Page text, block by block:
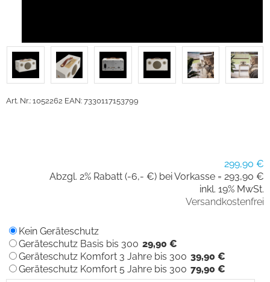
Art. Nr.: 1052262 EAN: 7330117153799
299,90 €
Abzgl. 2% Rabatt (-6,- €) bei Vorkasse = 293,90 €
inkl. 19% MwSt.
Versandkostenfrei
Kein Geräteschutz
Geräteschutz Basis bis 300 29,90 €
Geräteschutz Komfort 3 Jahre bis 300 39,90 €
Geräteschutz Komfort 5 Jahre bis 300 79,90 €